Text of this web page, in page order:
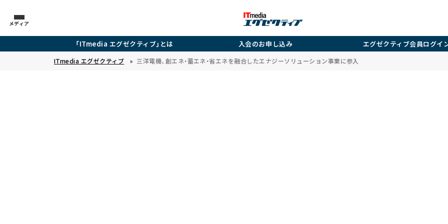
メディア
「ITmedia エグゼクティブ」とは 入会のお申し込み エグゼクティブ会員ログイ
ITmedia エグゼクティブ 三洋電機、創エネ・蓄エネ・省エネを融合したエナジーソリューション事業に参入